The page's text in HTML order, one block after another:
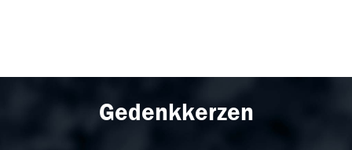
Gedenkkerzen